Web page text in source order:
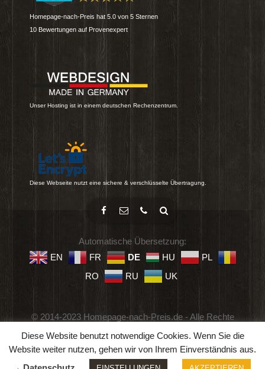
Homepage-nach-Preis hat 5.0 von 5 Sternen
10 Bewertungen auf Provenexpert
Unser Hosting ist in einem deutschen Rechenzentrum.
Diese Webseite nutzt eine sichere & verschlüsselte Übertragung.
Automatische Übersetzung:
EN
FR DE HU
PL
RO
RU UK
© 2014-2023 Homepage-nach-Preis.de - Alle Rechte
Geschäftsbedingungen
Diese Website benutzt notwendige Cookies. Wenn Sie die
Website weiter nutzen, gehen wir von Ihrem Einverständnis aus.